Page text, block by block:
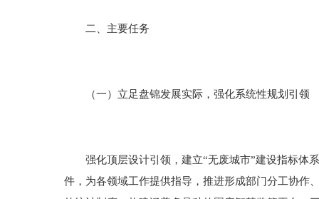
二、主要任务
（一）立足盘锦发展实际，强化系统性规划引领
强化顶层设计引领，建立“无废城市”建设指标体系
件，为各领域工作提供指导，推进形成部门分工协作